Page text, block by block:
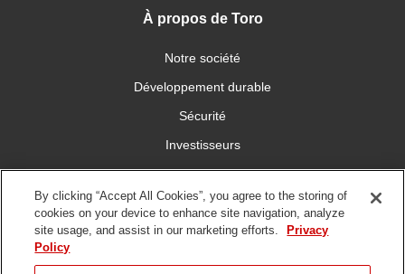
À propos de Toro
Notre société
Développement durable
Sécurité
Investisseurs
Carrières
Connectez-vous avec nous
By clicking “Accept All Cookies”, you agree to the storing of
cookies on your device to enhance site navigation, analyze
site usage, and assist in our marketing efforts.
Privacy
Policy